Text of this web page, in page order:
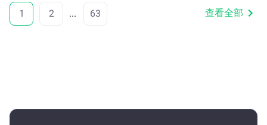
1 2 ... 63 查看全部